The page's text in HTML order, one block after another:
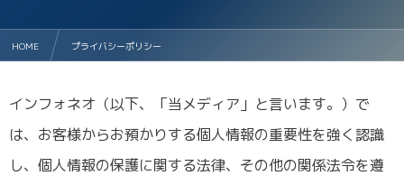
HOME プライバシーポリシー
インフォネオ（以下、「当メディア」と言います。）で
は、お客様からお預かりする個人情報の重要性を強く認識
し、個人情報の保護に関する法律、その他の関係法令を遵